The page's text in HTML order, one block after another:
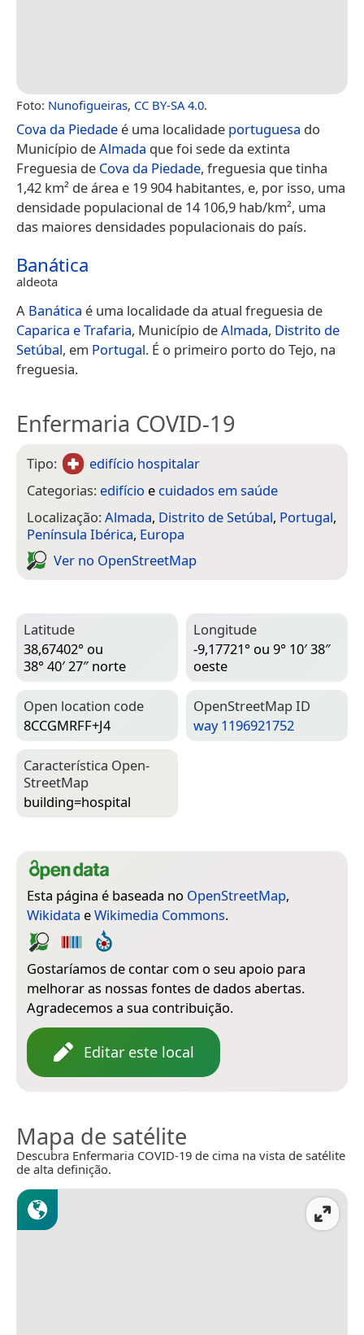
Foto: Nunofigueiras, CC BY-SA 4.0.
Cova da Piedade é uma localidade portuguesa do
Município deAlmada que foi sede da extinta
Freguesia de Cova da Piedade, freguesia que tinha
1,42 km² de área e 19 904 habitantes, e, por isso, uma
densidade populacional de 14 106,9 hab/km², uma
das maiores densidades populacionais do país.
Banática
aldeota
A Banática é uma localidade da atual freguesia de
Caparica e Trafaria, Município deAlmada, Distrito de
Setúbal, em Portugal. É o primeiro porto do Tejo, na
freguesia.
Enfermaria COVID-19
Tipo:
edifício hospitalar
Categorias: edifício e cuidados em saúde
Localização:Almada, Distrito de Setúbal, Portugal,
Península Ibérica, Europa
Ver no Open­Street­Map
Latitude
38,67402° ou
38° 40′ 27″ norte
Longitude
-9,17721° ou 9° 10′ 38″
oeste
Open location code
8CCGMRFF+J4
Open­Street­Map ID
way 1196921752
Característica Open­
Street­Map
building=­hospital
Esta página é baseada no OpenStreetMap,
Wikidata eWikimedia Commons.
Gostaríamos de contar com o seu apoio para
melhorar as nossas fontes de dados abertas.
Agradecemos a sua contribuição.
Editar este local
Mapa de satélite
Descubra Enfermaria COVID-19 de cima na vista de satélite
de alta definição.